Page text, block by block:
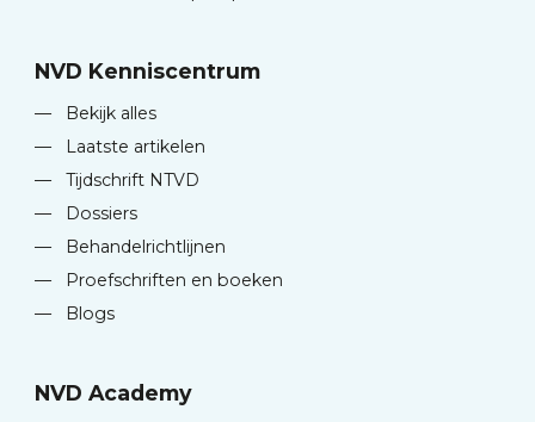
NVD Kenniscentrum
—
Bekijk alles
—
Laatste artikelen
—
Tijdschrift NTVD
—
Dossiers
—
Behandelrichtlijnen
—
Proefschriften en boeken
—
Blogs
NVD Academy